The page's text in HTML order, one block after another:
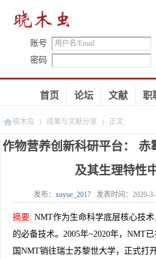
账号
密码
首页 论坛 文献 职
晓木虫 成果与文献分享
»
正文
作物营养创新科研平台： 赤
及其生理特性
发布： xuyue_2017 发表时间： 2020-
摘要: NMT作为生命科学底层核心技
的必备技术。2005年~2020年，NMT
国NMT销往瑞士苏黎世大学，正式打